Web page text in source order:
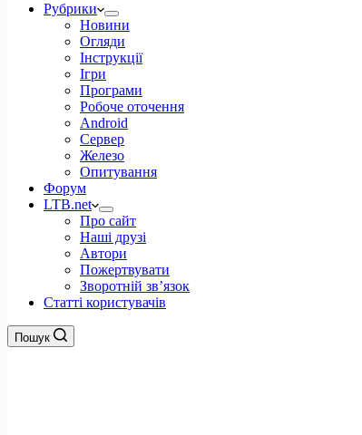
Рубрики
Новини
Огляди
Інструкції
Ігри
Програми
Робоче оточення
Android
Сервер
Железо
Опитування
Форум
LTB.net
Про сайт
Наші друзі
Автори
Пожертвувати
Зворотній зв’язок
Статті користувачів
Пошук